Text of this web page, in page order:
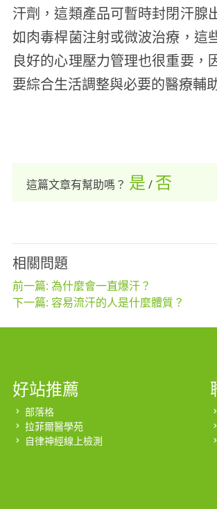
汗劑，這類產品可暫時封閉汗腺
如肉毒桿菌注射或微波治療，這
良好的心理壓力管理也很重要，
要綜合生活調整與必要的醫療輔
這篇文章有幫助嗎？ 是 / 否
相關問題
前一篇: 為什麼會一直爆汗？
下一篇: 容易流汗的人是什麼體質？
好站推薦
部落格
拉菲爾醫學苑
自律神經線上檢測